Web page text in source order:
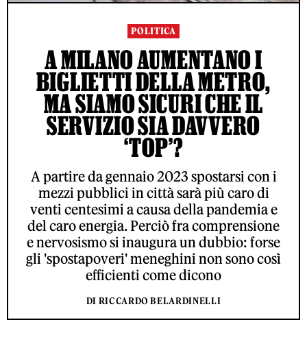
POLITICA
A MILANO AUMENTANO I
BIGLIETTI DELLA METRO,
MA SIAMO SICURI CHE IL
SERVIZIO SIA DAVVERO
‘TOP’?
A partire da gennaio 2023 spostarsi con i
mezzi pubblici in città sarà più caro di
venti centesimi a causa della pandemia e
del caro energia. Perciò fra comprensione
e nervosismo si inaugura un dubbio: forse
gli 'spostapoveri' meneghini non sono così
efficienti come dicono
DI RICCARDO BELARDINELLI